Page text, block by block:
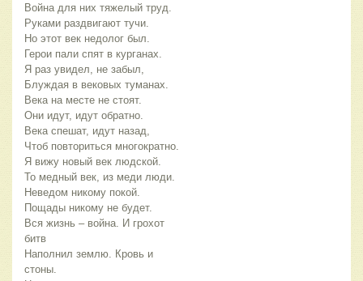
Война для них тяжелый труд.
Руками раздвигают тучи.
Но этот век недолог был.
Герои пали спят в курганах.
Я раз увидел, не забыл,
Блуждая в вековых туманах.
Века на месте не стоят.
Они идут, идут обратно.
Века спешат, идут назад,
Чтоб повториться многократно.
Я вижу новый век людской.
То медный век, из меди люди.
Неведом никому покой.
Пощады никому не будет.
Вся жизнь – война. И грохот
битв
Наполнил землю. Кровь и
стоны.